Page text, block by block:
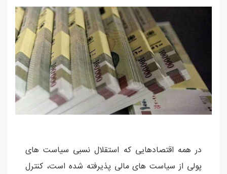
در همه اقتصادهایی که استقلال نسبی سیاست های
پولی از سیاست های مالی پذیرفته شده است، کنترل